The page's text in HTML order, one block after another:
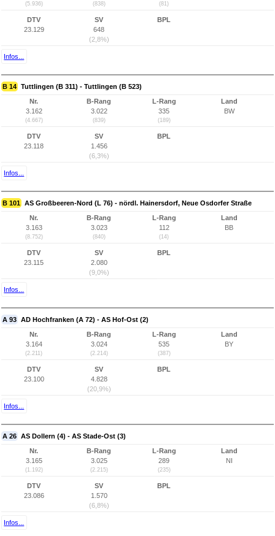
(5.936) (838) (81)
DTV
23.129
SV
648
(2,8%)
BPL
Infos...
B 14 Tuttlingen (B 311) - Tuttlingen (B 523)
Nr.
3.162
(4.667)
B-Rang
3.022
(839)
L-Rang
335
(189)
Land
BW
DTV
23.118
SV
1.456
(6,3%)
BPL
Infos...
B 101 AS Großbeeren-Nord (L 76) - nördl. Hainersdorf, Neue Osdorfer Straße
Nr.
3.163
(8.752)
B-Rang
3.023
(840)
L-Rang
112
(14)
Land
BB
DTV
23.115
SV
2.080
(9,0%)
BPL
Infos...
A 93 AD Hochfranken (A 72) - AS Hof-Ost (2)
Nr.
3.164
(2.211)
B-Rang
3.024
(2.214)
L-Rang
535
(387)
Land
BY
DTV
23.100
SV
4.828
(20,9%)
BPL
Infos...
A 26 AS Dollern (4) - AS Stade-Ost (3)
Nr.
3.165
(1.192)
B-Rang
3.025
(2.215)
L-Rang
289
(235)
Land
NI
DTV
23.086
SV
1.570
(6,8%)
BPL
Infos...